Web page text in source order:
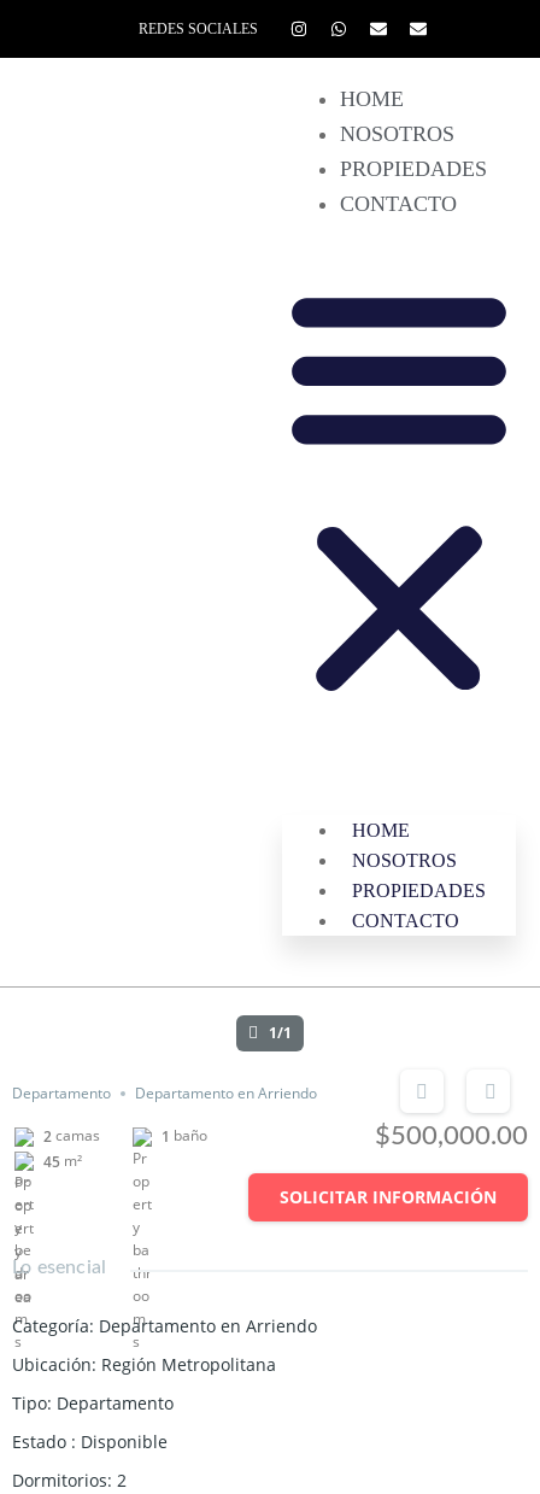
REDES SOCIALES
HOME
NOSOTROS
PROPIEDADES
CONTACTO
HOME
NOSOTROS
PROPIEDADES
CONTACTO
1/1
Departamento Departamento en Arriendo
2camas 1 baño
45 m²
$500,000.00
SOLICITAR INFORMACIÓN
Lo esencial
Categoría: Departamento en Arriendo
Ubicación: Región Metropolitana
Tipo: Departamento
Estado : Disponible
Dormitorios: 2